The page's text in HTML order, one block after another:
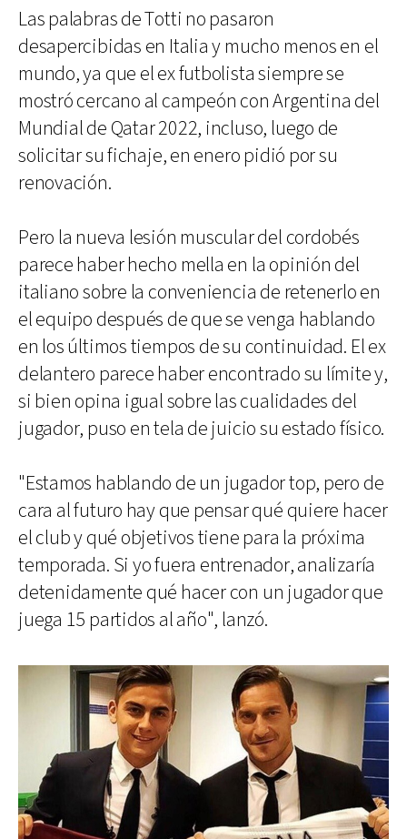
Las palabras de Totti no pasaron
desapercibidas en Italia y mucho menos en el
mundo, ya que el ex futbolista siempre se
mostró cercano al campeón con Argentina del
Mundial de Qatar 2022, incluso, luego de
solicitar su fichaje, en enero pidió por su
renovación.
Pero la nueva lesión muscular del cordobés
parece haber hecho mella en la opinión del
italiano sobre la conveniencia de retenerlo en
el equipo después de que se venga hablando
en los últimos tiempos de su continuidad. El ex
delantero parece haber encontrado su límite y,
si bien opina igual sobre las cualidades del
jugador, puso en tela de juicio su estado físico.
"Estamos hablando de un jugador top, pero de
cara al futuro hay que pensar qué quiere hacer
el club y qué objetivos tiene para la próxima
temporada. Si yo fuera entrenador, analizaría
detenidamente qué hacer con un jugador que
juega 15 partidos al año", lanzó.